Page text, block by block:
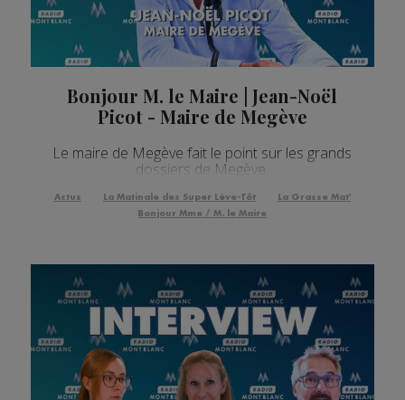
Bonjour M. le Maire | Jean-Noël
Picot - Maire de Megève
Le maire de Megève fait le point sur les grands
dossiers de Megève.
Actus La Matinale des Super Lève-Tôt
La Grasse Mat'
Bonjour Mme / M. le Maire